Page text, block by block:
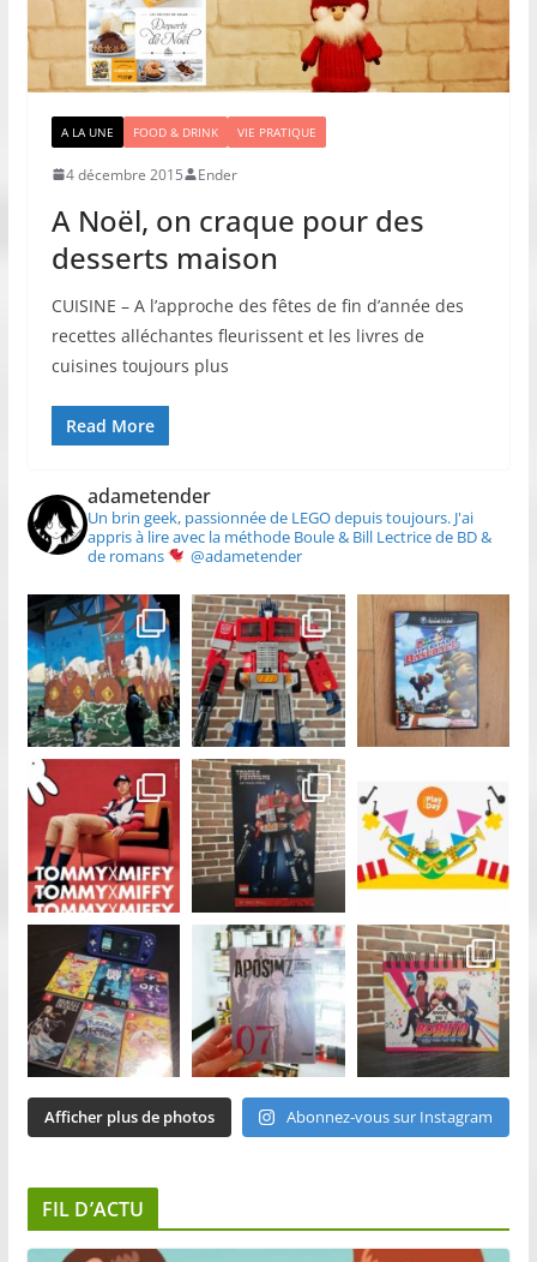
A LA UNE FOOD & DRINK VIE PRATIQUE
4 décembre 2015 Ender
A Noël, on craque pour des
desserts maison
CUISINE – A l’approche des fêtes de fin d’année des
recettes alléchantes fleurissent et les livres de
cuisines toujours plus
Read More
adametender
Un brin geek, passionnée de LEGO depuis toujours.J'ai
appris à lire avec la méthode Boule & Bill Lectrice de BD &
de romans
@adametender
Afficher plus de photos Abonnez-vous sur Instagram
FIL D’ACTU